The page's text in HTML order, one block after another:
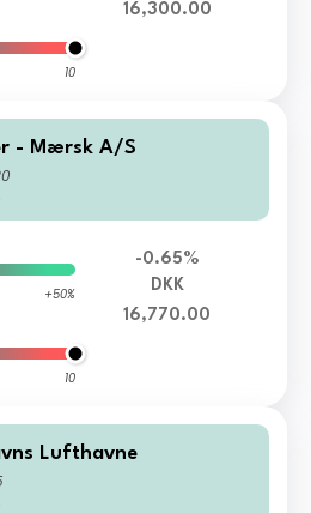
10
16,300.00
- Mærsk A/S
+50%
10
-0.65%
DKK
16,770.00
Lufthavne